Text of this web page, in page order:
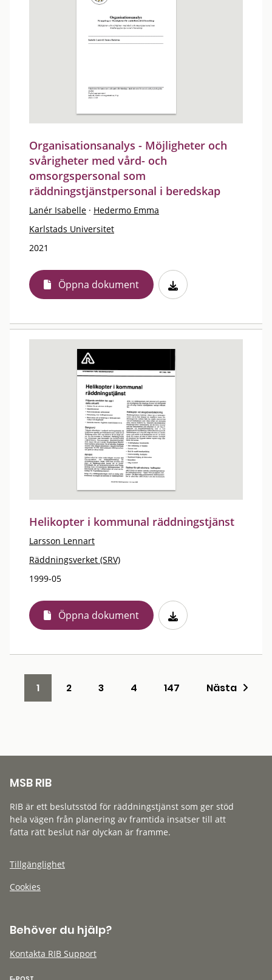
Organisationsanalys - Möjligheter och
svårigheter med vård- och
omsorgspersonal som
räddningstjänstpersonal i beredskap
Lanér Isabelle · Hedermo Emma
Karlstads Universitet
2021
Öppna dokument
Helikopter i kommunal räddningstjänst
Larsson Lennart
Räddningsverket (SRV)
1999-05
Öppna dokument
1 2 3 4 147 Nästa
MSB RIB
RIB är ett beslutsstöd för räddningstjänst som ger stöd
hela vägen från planering av framtida insatser till att
fatta rätt beslut när olyckan är framme.
Tillgänglighet
Cookies
Behöver du hjälp?
Kontakta RIB Support